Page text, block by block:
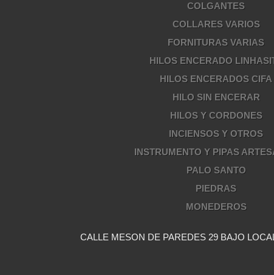
COLGANTES
COLLARES VARIOS
FORNITURAS VARIAS
HILOS ENCERADO
HILOS ENCERADOS CIFA
HILO SIN ENCERAR
HILOS Y CORDONES
INCIENSOS Y OTROS
INSTRUMENTO Y PIPAS
PALO SANTO
PIEDRAS
MONEDEROS
CALLE MESON DE PAREDES 29 BAJO